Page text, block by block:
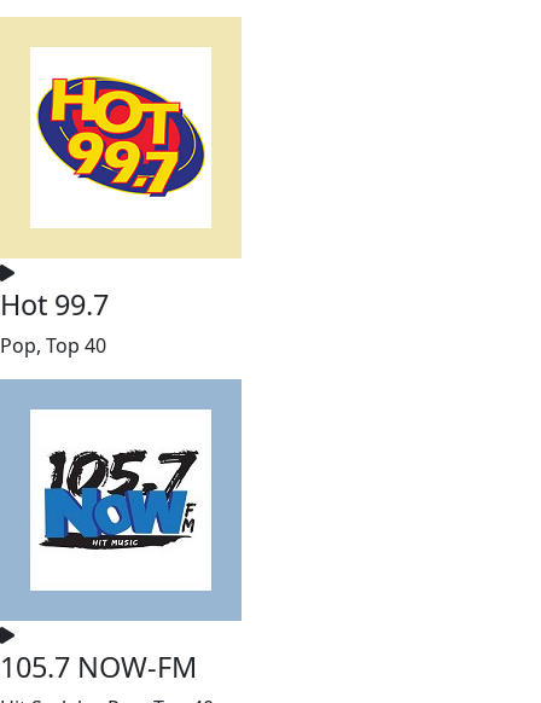
Hot 99.7
Pop, Top 40
105.7 NOW-FM